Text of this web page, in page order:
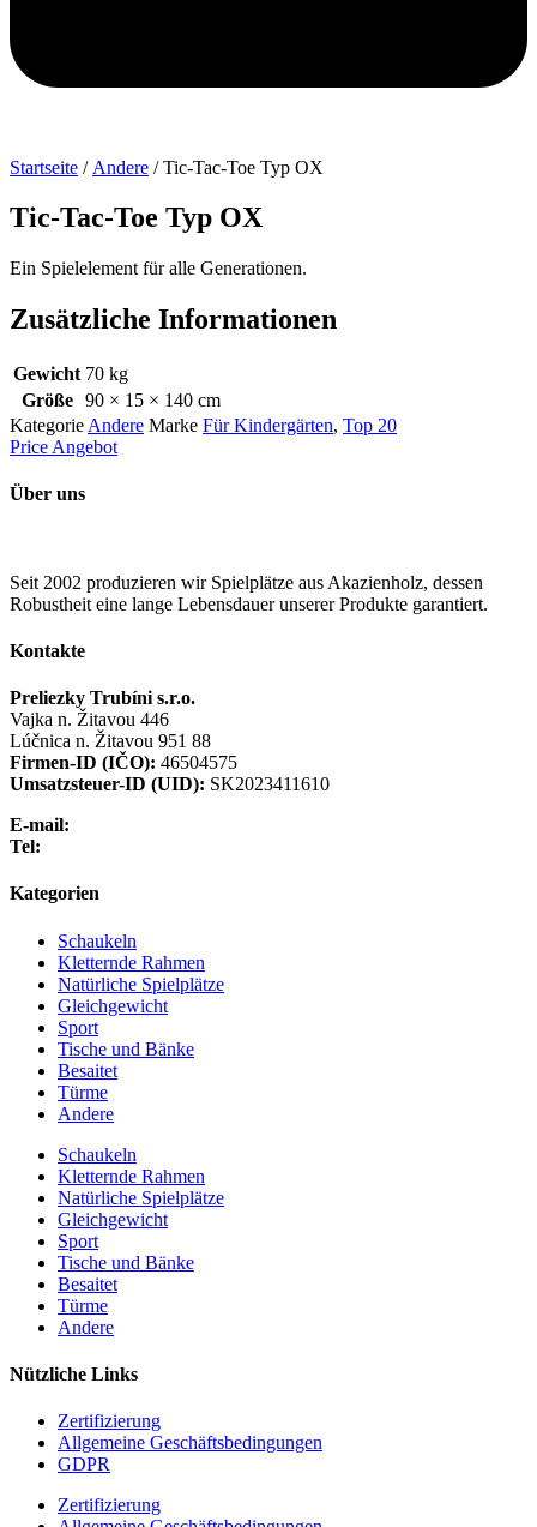
Startseite / Andere / Tic-Tac-Toe Typ OX
Tic-Tac-Toe Typ OX
Ein Spielelement für alle Generationen.
Zusätzliche Informationen
Gewicht 70 kg
Größe
90 × 15 × 140 cm
Kategorie Andere Marke Für Kindergärten, Top 20
Price Angebot
Über uns
Seit 2002 produzieren wir Spielplätze aus Akazienholz, dessen
Robustheit eine lange Lebensdauer unserer Produkte garantiert.
Kontakte
Preliezky Trubíni s.r.o.
Vajka n. Žitavou 446
Lúčnica n. Žitavou 951 88
Firmen-ID (IČO): 46504575
Umsatzsteuer-ID (UID): SK2023411610
E-mail:
Tel:
Kategorien
Schaukeln
Kletternde Rahmen
Natürliche Spielplätze
Gleichgewicht
Sport
Tische und Bänke
Besaitet
Türme
Andere
Schaukeln
Kletternde Rahmen
Natürliche Spielplätze
Gleichgewicht
Sport
Tische und Bänke
Besaitet
Türme
Andere
Nützliche Links
Zertifizierung
Allgemeine Geschäftsbedingungen
GDPR
Zertifizierung